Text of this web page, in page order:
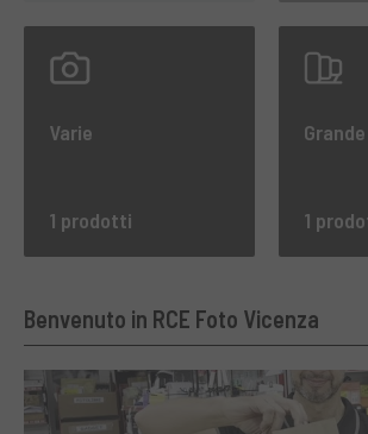
Varie
1 prodotti 1
Benvenuto in RCE Foto Vicenza